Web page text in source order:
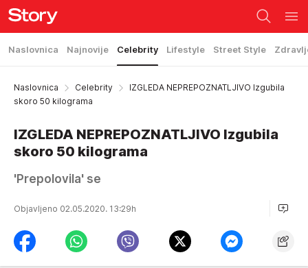
Naslovnica Najnovije Celebrity Lifestyle Street Style
Naslovnica Celebrity
IZGLEDA NEPREPOZNATLJIVO Izgubila
skoro 50 kilograma
IZGLEDA NEPREPOZNATLJIVO Izgubila
skoro 50 kilograma
'Prepolovila' se
Objavljeno 02.05.2020. 13:29h